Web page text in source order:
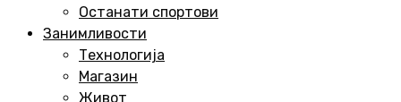
Останати спортови
Занимливости
Технологија
Магазин
Живот